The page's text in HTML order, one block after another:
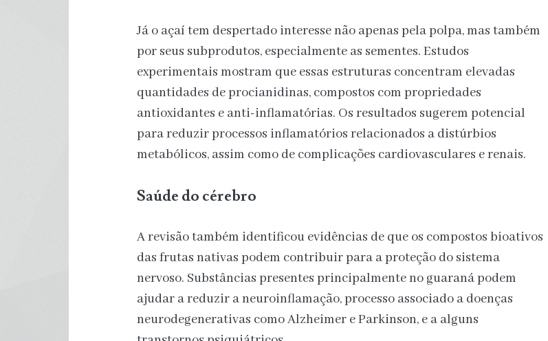
Já o açaí tem despertado interesse não apenas pela polpa, mas também
por seus subprodutos, especialmente as sementes. Estudos
experimentais mostram que essas estruturas concentram elevadas
quantidades de procianidinas, compostos com propriedades
antioxidantes e anti-inflamatórias. Os resultados sugerem potencial
para reduzir processos inflamatórios relacionados a distúrbios
metabólicos, assim como de complicações cardiovasculares e renais.
Saúde do cérebro
A revisão também identificou evidências de que os compostos bioativos
das frutas nativas podem contribuir para a proteção do sistema
nervoso. Substâncias presentes principalmente no guaraná podem
ajudar a reduzir a neuroinflamação, processo associado a doenças
neurodegenerativas como Alzheimer e Parkinson, e a alguns